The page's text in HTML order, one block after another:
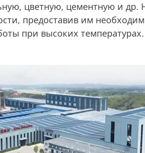
цветную, цементную и др.
предоставив им
при высоких температурах.